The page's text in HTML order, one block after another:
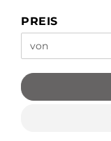
PREIS
PREIS
Preis bis